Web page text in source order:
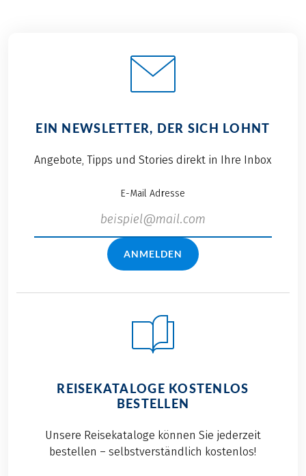
EIN NEWSLETTER, DER SICH LOHNT
Angebote, Tipps und Stories direkt in Ihre Inbox
E-Mail Adresse
ANMELDEN
REISEKATALOGE KOSTENLOS
BESTELLEN
Unsere Reisekataloge können Sie jederzeit
bestellen – selbstverständlich kostenlos!